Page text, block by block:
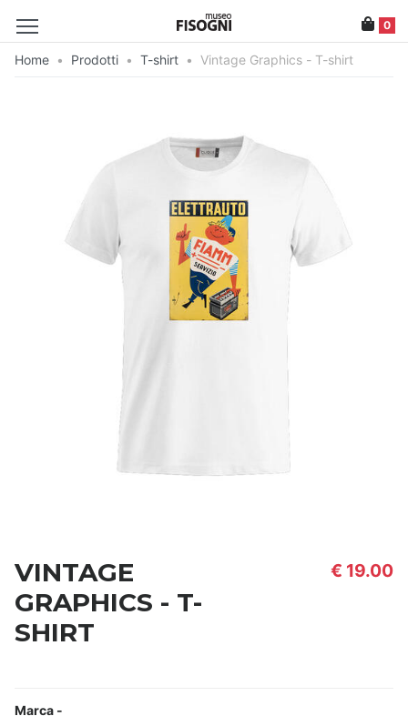
0
Home • Prodotti • T-shirt • Vintage Graphics - T-shirt
VINTAGE
GRAPHICS - T-
SHIRT
€ 19.00
Marca -